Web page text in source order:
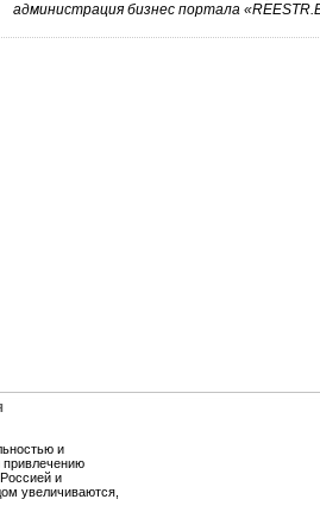
администрация бизнес портала «REESTR.
и
привлечению
и
увеличиваются,